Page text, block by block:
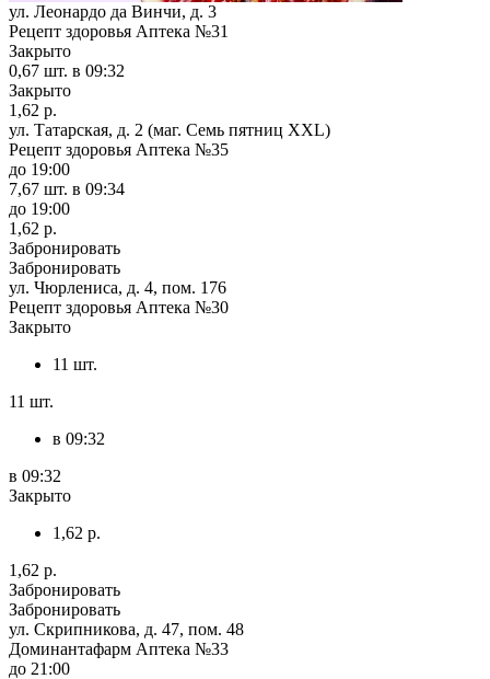
ул. Леонардо да Винчи, д. 3
Рецепт здоровья Аптека №31
Закрыто
0,67 шт. в 09:32
Закрыто
1,62 р.
ул. Татарская, д. 2 (маг. Семь пятниц XXL)
Рецепт здоровья Аптека №35
до 19:00
7,67 шт. в 09:34
до 19:00
1,62 р.
Забронировать
Забронировать
ул. Чюрлениса, д. 4, пом. 176
Рецепт здоровья Аптека №30
Закрыто
11 шт.
11 шт.
в 09:32
в 09:32
Закрыто
1,62 р.
1,62 р.
Забронировать
Забронировать
ул. Скрипникова, д. 47, пом. 48
Доминантафарм Аптека №33
до 21:00